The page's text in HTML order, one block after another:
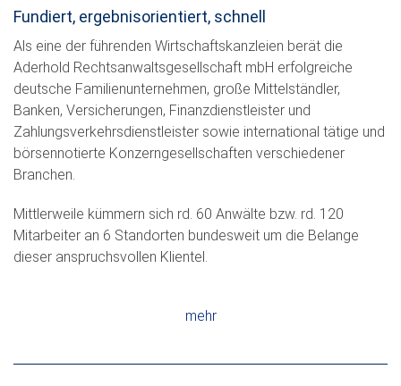
Fundiert, ergebnisorientiert, schnell
Als eine der führenden Wirtschaftskanzleien berät die
Aderhold Rechtsanwaltsgesellschaft mbH erfolgreiche
deutsche Familienunternehmen, große Mittelständler,
Banken, Versicherungen, Finanzdienstleister und
Zahlungsverkehrsdienstleister sowie international tätige und
börsennotierte Konzerngesellschaften verschiedener
Branchen.
Mittlerweile kümmern sich rd. 60 Anwälte bzw. rd. 120
Mitarbeiter an 6 Standorten bundesweit um die Belange
dieser anspruchsvollen Klientel.
mehr